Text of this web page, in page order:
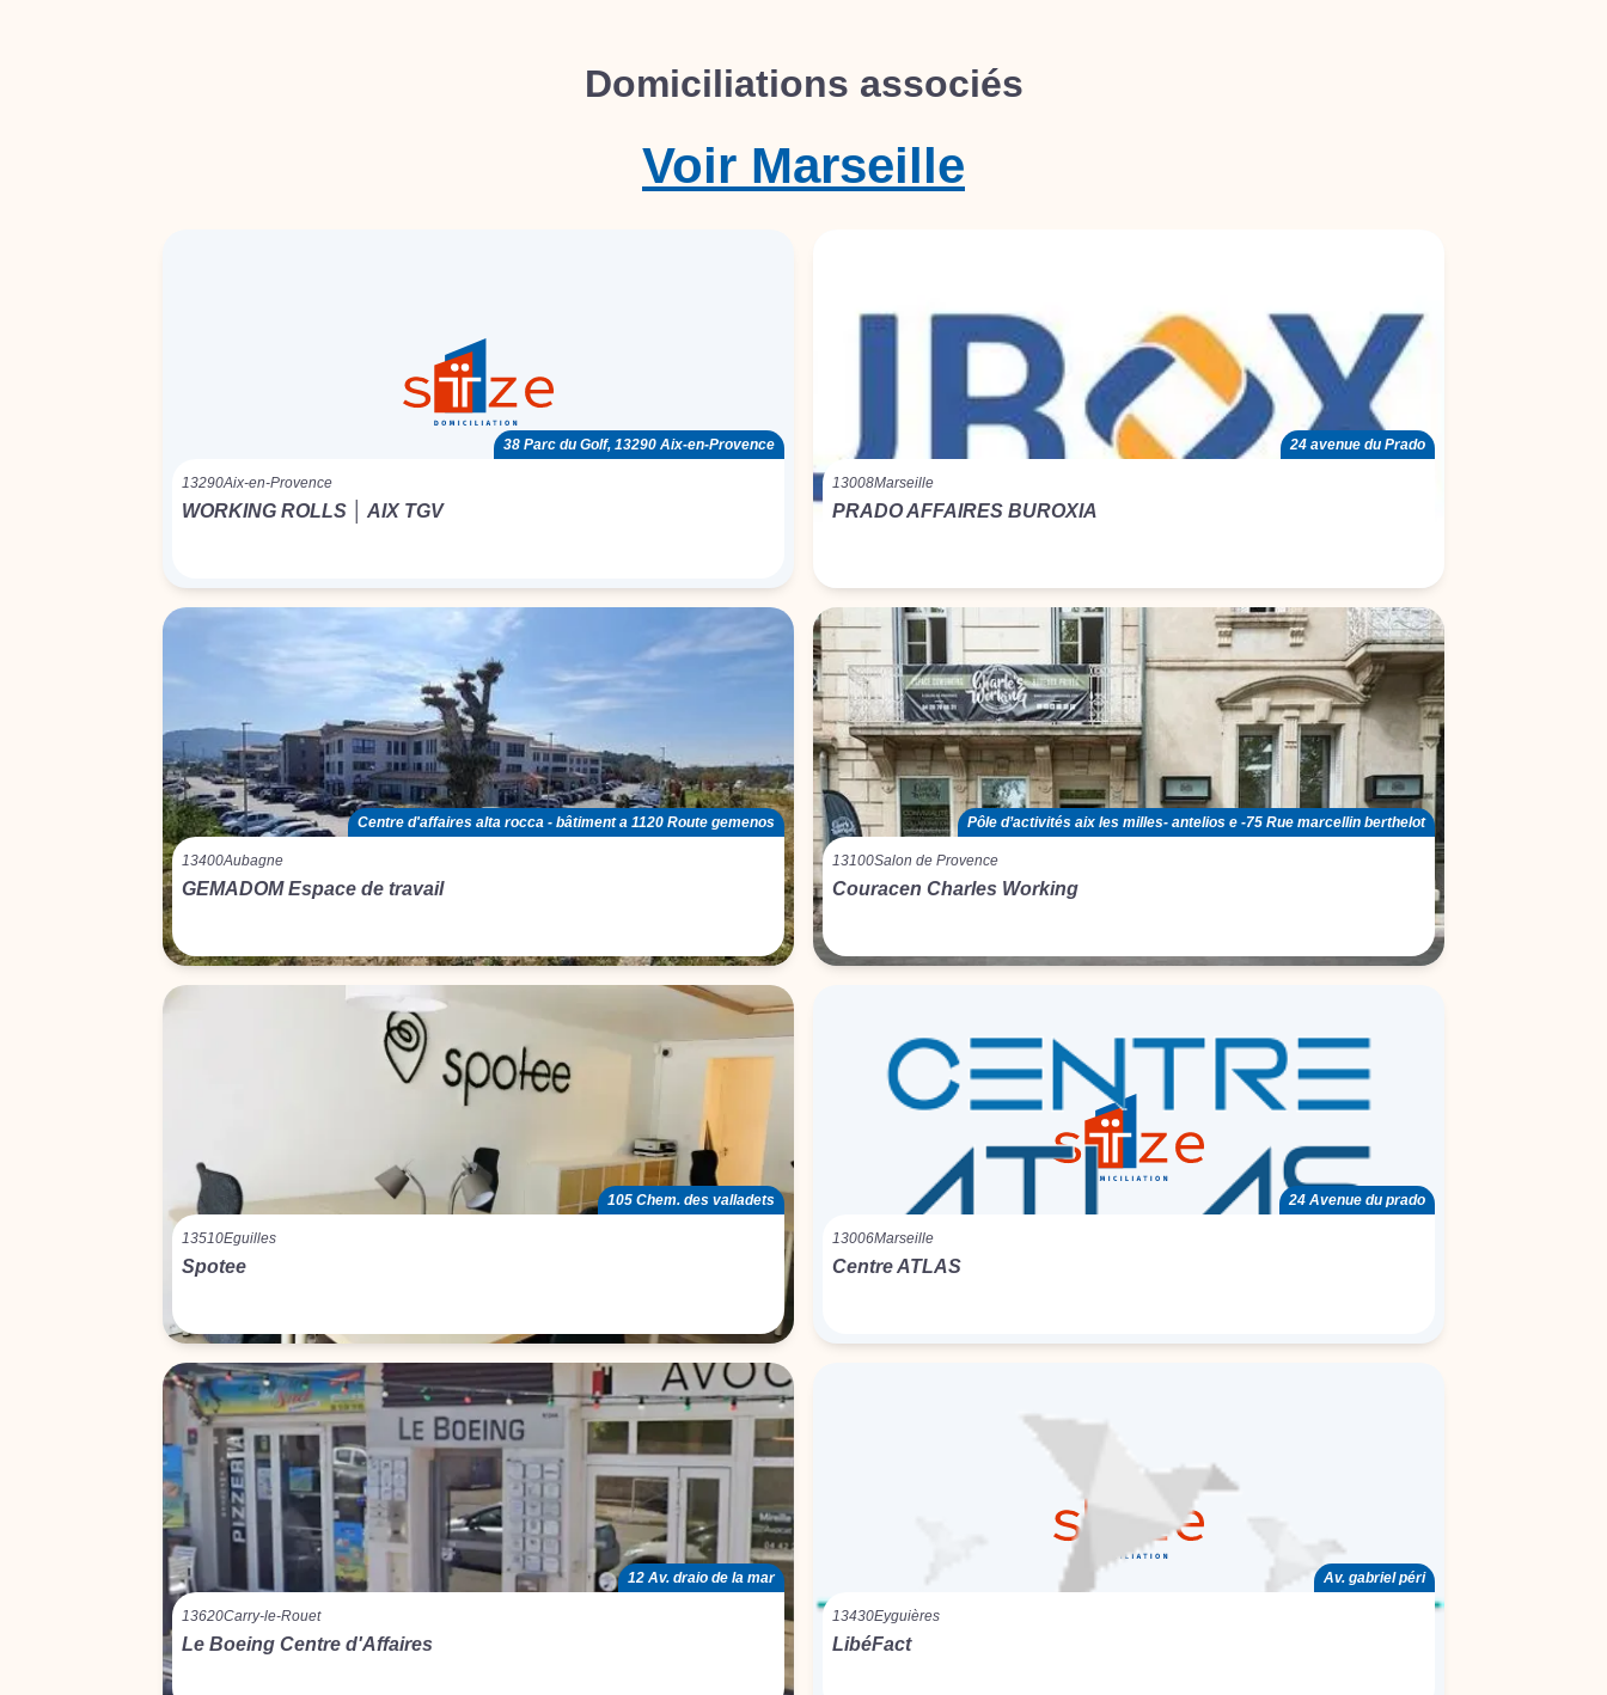
Domiciliations associés
Marseille
Voir
38 Parc du Golf, 13290 Aix-en-Provence
13290Aix-en-Provence
WORKING ROLLS │ AIX TGV
24 avenue du Prado
13008Marseille
PRADO AFFAIRES BUROXIA
Centre d'affaires alta rocca - bâtiment a 1120 Route gemenos
13400Aubagne
GEMADOM Espace de travail
Pôle d’activités aix les milles- antelios e -75 Rue marcellin berthelot
13100Salon de Provence
Couracen Charles Working
105 Chem. des valladets
13510Eguilles
Spotee
24 Avenue du prado
13006Marseille
Centre ATLAS
12 Av. draio de la mar
13620Carry-le-Rouet
Le Boeing Centre d'Affaires
Av. gabriel péri
13430Eyguières
LibéFact